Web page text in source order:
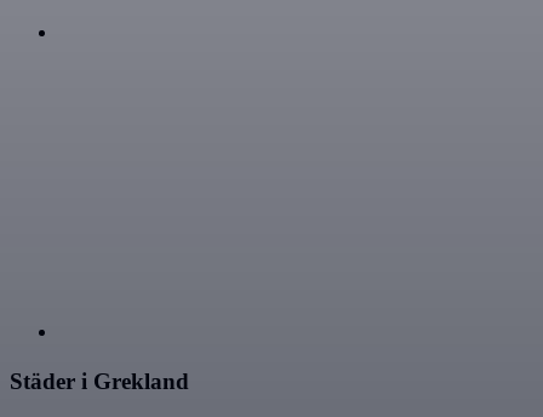
Städer i Grekland